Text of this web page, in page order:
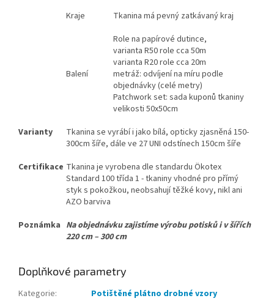
Kraje
Tkanina má pevný zatkávaný kraj
Balení
Role na papírové dutince,
varianta R50 role cca 50m
varianta R20 role cca 20m
metráž: odvíjení na míru podle
objednávky (celé metry)
Patchwork set: sada kuponů tkaniny
velikosti 50x50cm
Varianty
Tkanina se vyrábí i jako bílá, opticky zjasněná 150-
300cm šíře, dále ve 27 UNI odstínech 150cm šíře
Certifikace Tkanina je vyrobena dle standardu Ökotex
Standard 100 třída 1 - tkaniny vhodné pro přímý
styk s pokožkou, neobsahují těžké kovy, nikl ani
AZO barviva
Poznámka Na objednávku zajistíme výrobu potisků i v šířích
220 cm – 300 cm
Doplňkové parametry
Kategorie:
Potištěné plátno drobné vzory